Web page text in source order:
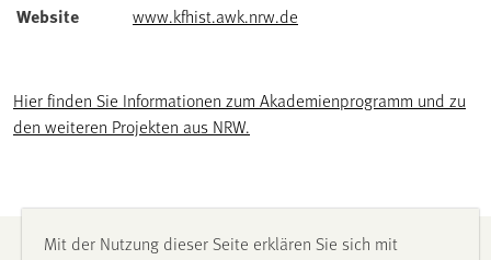
Website www.kfhist.awk.nrw.de
Hier finden Sie Informationen zum Akademienprogramm und zu
den weiteren Projekten aus NRW.
Impressum
Mit der Nutzung dieser Seite erklären Sie sich mit